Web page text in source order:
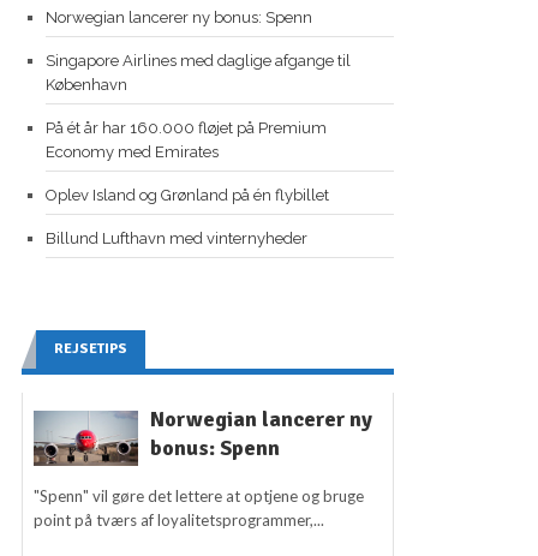
Norwegian lancerer ny bonus: Spenn
Singapore Airlines med daglige afgange til
København
På ét år har 160.000 fløjet på Premium
Economy med Emirates
Oplev Island og Grønland på én flybillet
Billund Lufthavn med vinternyheder
REJSETIPS
Norwegian lancerer ny
bonus: Spenn
"Spenn" vil gøre det lettere at optjene og bruge
point på tværs af loyalitetsprogrammer,...